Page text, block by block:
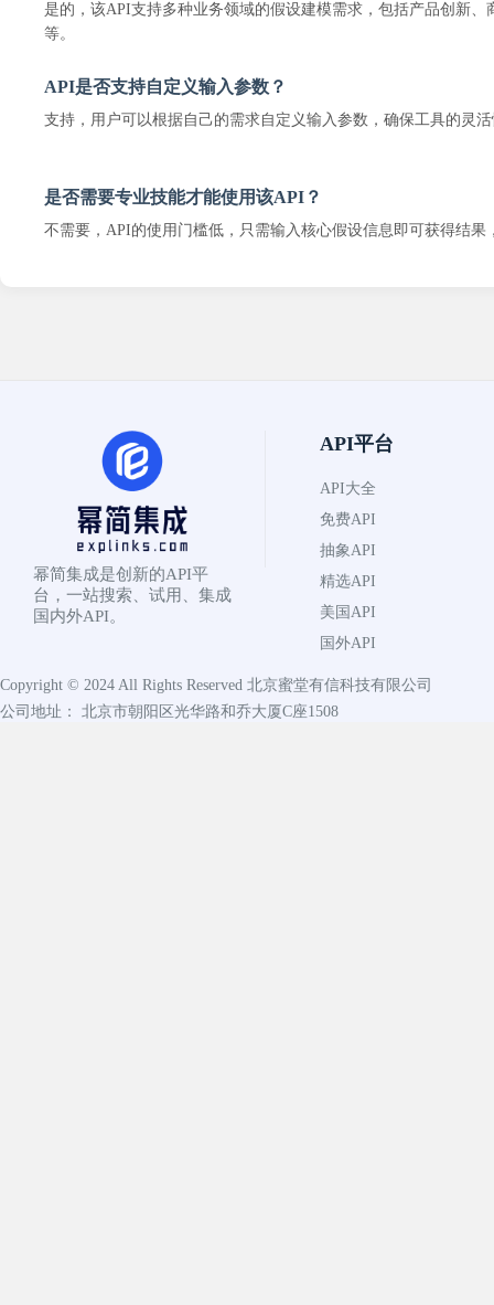
是的，该API支持多种业务领域的假设建模需求，包括产品创新、
等。
API是否支持自定义输入参数？
支持，用户可以根据自己的需求自定义输入参数，确保工具的灵
是否需要专业技能才能使用该API？
不需要，API的使用门槛低，只需输入核心假设信息即可获得结果
幂简集成是创新的API平
台，一站搜索、试用、集成
国内外API。
API平台
API大全
免费API
抽象API
精选API
美国API
国外API
Copyright © 2024 All Rights Reserved 北京蜜堂有信科技有限公司
公司地址： 北京市朝阳区光华路和乔大厦C座1508